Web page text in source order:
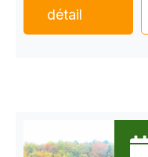
détail